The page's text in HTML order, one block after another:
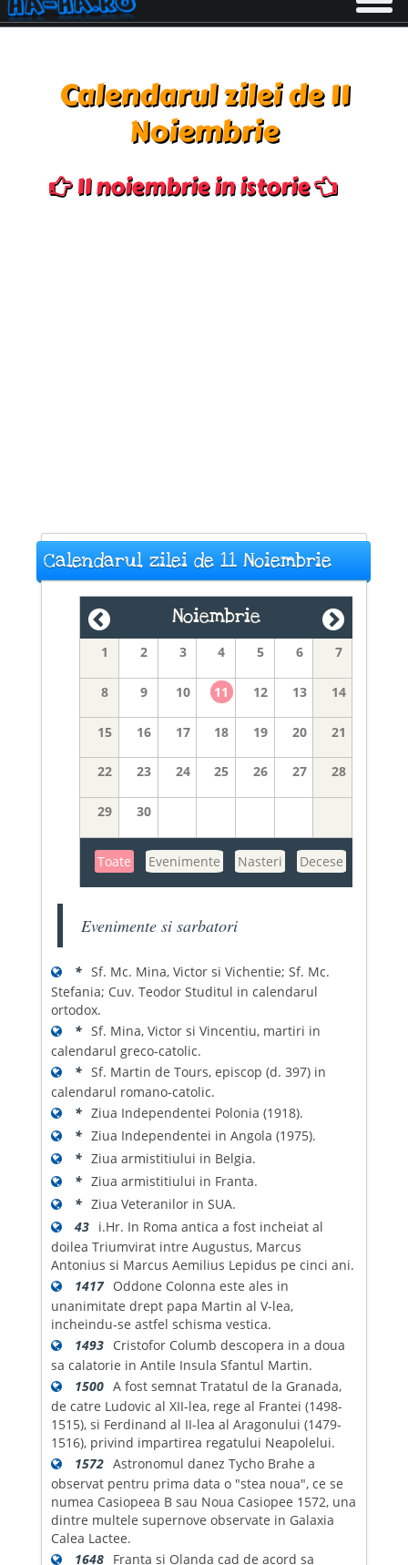
Calendarul zilei de 11
Noiembrie
11 noiembrie in istorie
Calendarul zilei de 11 Noiembrie
Noiembrie
1 2 3 4 5 6 7
8 9 10 11 12 13 14
15 16 17 18 19 20 21
22 23 24 25 26 27 28
29 30
Toate Evenimente Nasteri Decese
Evenimente si sarbatori
* Sf. Mc. Mina, Victor si Vichentie; Sf. Mc.
Stefania; Cuv. Teodor Studitul in calendarul
ortodox.
* Sf. Mina, Victor si Vincentiu, martiri in
calendarul greco-catolic.
* Sf. Martin de Tours, episcop (d. 397) in
calendarul romano-catolic.
* Ziua Independentei Polonia (1918).
* Ziua Independentei in Angola (1975).
* Ziua armistitiului in Belgia.
* Ziua armistitiului in Franta.
* Ziua Veteranilor in SUA.
43 i.Hr. In Roma antica a fost incheiat al
doilea Triumvirat intre Augustus, Marcus
Antonius si Marcus Aemilius Lepidus pe cinci ani.
1417 Oddone Colonna este ales in
unanimitate drept papa Martin al V-lea,
incheindu-se astfel schisma vestica.
1493 Cristofor Columb descopera in a doua
sa calatorie in Antile Insula Sfantul Martin.
1500 A fost semnat Tratatul de la Granada,
de catre Ludovic al XII-lea, rege al Frantei (1498-
1515), si Ferdinand al II-lea al Aragonului (1479-
1516), privind impartirea regatului Neapolelui.
1572 Astronomul danez Tycho Brahe a
observat pentru prima data o "stea noua", ce se
numea Casiopeea B sau Noua Casiopee 1572, una
dintre multele supernove observate in Galaxia
Calea Lactee.
1648 Franta si Olanda cad de acord sa